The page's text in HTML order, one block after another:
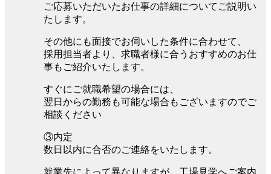
ご応募いただいたお仕事の詳細についてご説明い
たします。
その他にも面接でお伺いした条件に合わせて、
採用担当者より、求職者様に合うおすすめのお仕
事もご紹介いたします。
すぐにご就職希望の場合には、
翌日からの勤務も可能な場合もございますのでご
相談ください
③内定
数日以内に合否のご連絡をいたします。
就業先によって異なりますが、工場見学へご案内